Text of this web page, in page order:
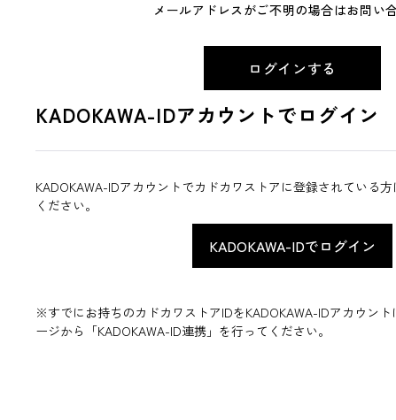
メールアドレスがご不明の場合はお問い
KADOKAWA-IDアカウントでログイン
KADOKAWA-IDアカウントでカドカワストアに登録されている
ください。
※すでにお持ちのカドカワストアIDをKADOKAWA-IDアカウン
ージから「KADOKAWA-ID連携」を行ってください。